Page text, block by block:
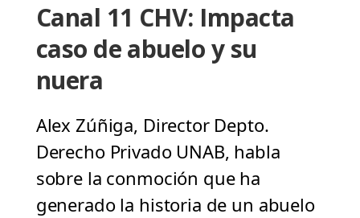
Canal 11 CHV: Impacta
caso de abuelo y su
nuera
Alex Zúñiga, Director Depto.
Derecho Privado UNAB, habla
sobre la conmoción que ha
generado la historia de un abuelo